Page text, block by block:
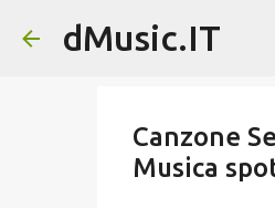
dMusic.IT
Canzone
Musica